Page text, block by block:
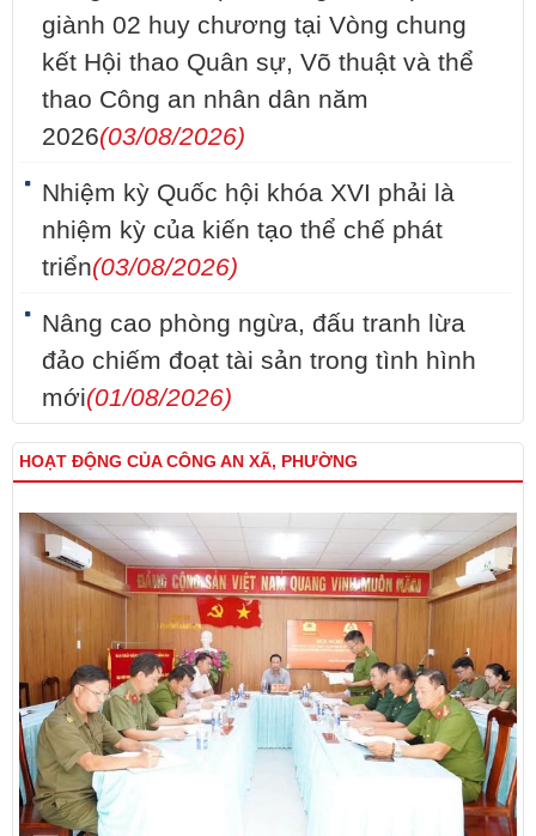
giành 02 huy chương tại Vòng chung
kết Hội thao Quân sự, Võ thuật và thể
thao Công an nhân dân năm
2026(03/08/2026)
Nhiệm kỳ Quốc hội khóa XVI phải là
nhiệm kỳ của kiến tạo thể chế phát
triển(03/08/2026)
Nâng cao phòng ngừa, đấu tranh lừa
đảo chiếm đoạt tài sản trong tình hình
mới(01/08/2026)
HOẠT ĐỘNG CỦA CÔNG AN XÃ, PHƯỜNG